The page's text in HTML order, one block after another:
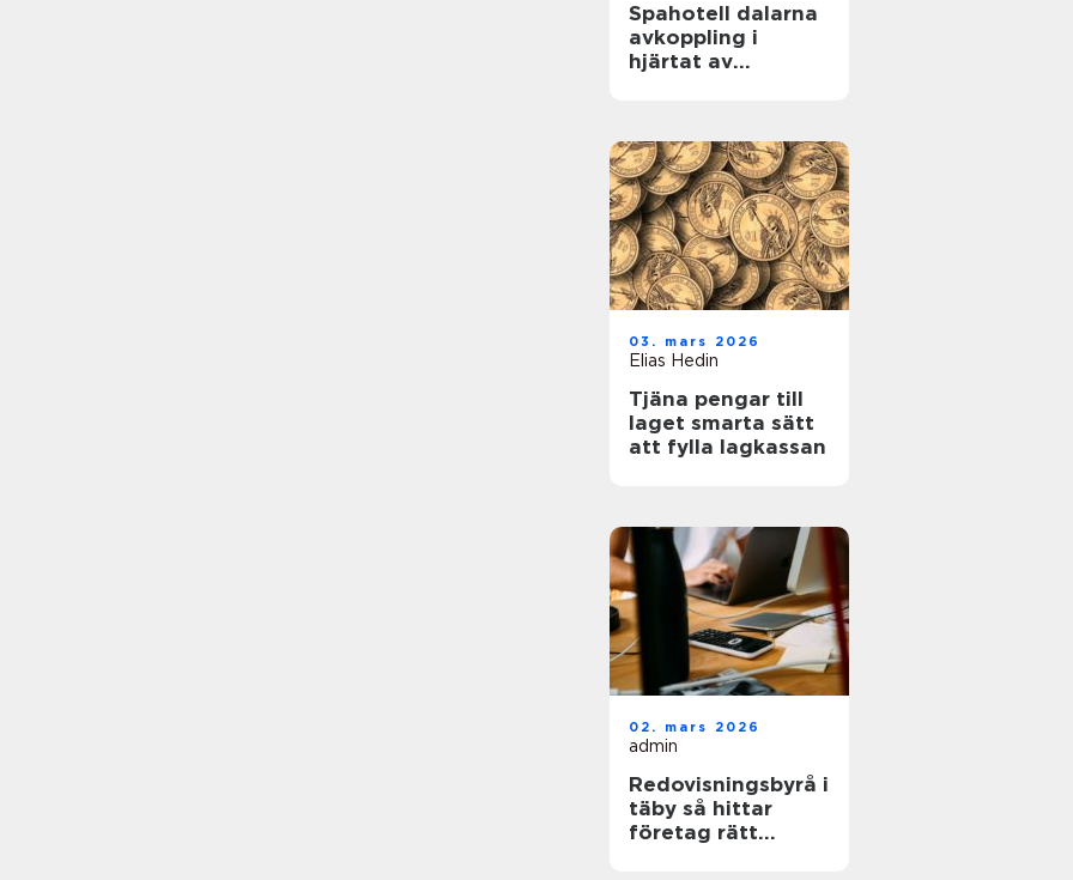
Spahotell dalarna
avkoppling i
hjärtat av
03. mars 2026
Elias Hedin
Tjäna pengar till
laget smarta sätt
att fylla lagkassan
02. mars 2026
admin
Redovisningsbyrå i
täby så hittar
företag rätt